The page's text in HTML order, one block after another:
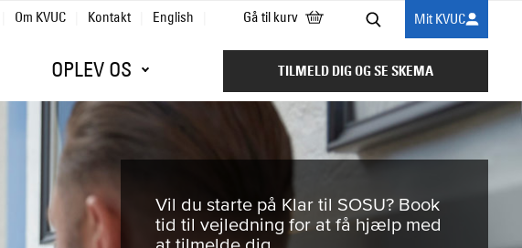
Mit KVUC
Gå til kurv
Om KVUC Kontakt English
OPLEV OS TILMELD DIG OG SE SKEMA
Vil du starte på Klar til SOSU? Book
tid til vejledning for at få hjælp med